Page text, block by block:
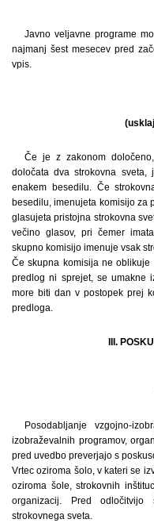
Javno veljavne programe
najmanj šest mesecev pred
vpis.
Če je z zakonom
določata dva strokovna
enakem besedilu. Če
besedilu, imenujeta komisijo za
glasujeta pristojna strokovna
večino glasov, pri čemer
skupno komisijo imenuje vsak
Če skupna komisija ne
predlog ni sprejet, se umakne
more biti dan v postopek prej
predloga.
III.
Posodabljanje vzgojno-
izobraževalnih programov,
pred uvedbo preverjajo s
Vrtec oziroma šolo, v kateri se
oziroma šole, strokovnih
organizacij. Pred
strokovnega sveta.